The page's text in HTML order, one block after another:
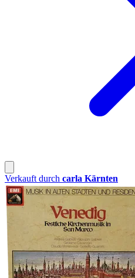
Verkauft durch carla Kärnten